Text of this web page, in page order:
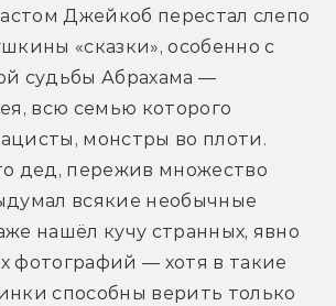
Джейкоб перестал слепо
«сказки», особенно с
судьбы Абрахама —
всю семью которого
монстры во плоти.
дед, пережив множество
всякие необычные
нашёл кучу странных, явно
фотографий — хотя в такие
способны верить только